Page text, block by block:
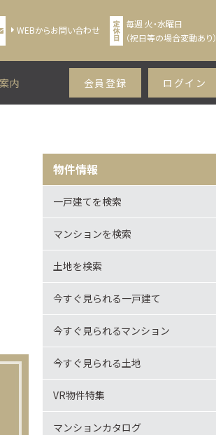
WEBからお問い合わせ
毎週 火・水曜日
（祝日等の場合変動あり）
内 会員登録 ログイン
物件情報
一戸建てを検索
マンションを検索
土地を検索
今すぐ見られる一戸建て
今すぐ見られるマンション
今すぐ見られる土地
VR物件特集
マンションカタログ